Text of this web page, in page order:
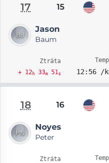
17 15
Jason
Baum
Ztráta
+ 12h33m51s 12:56 /
18 16
Noyes
Peter
Ztráta